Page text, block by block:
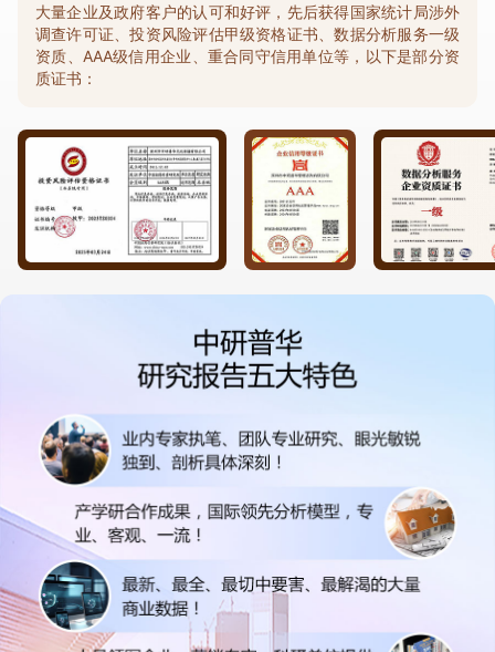
大量企业及政府客户的认可和好评，先后获得国家统计局涉外
调查许可证、投资风险评估甲级资格证书、数据分析服务一级
资质、AAA级信用企业、重合同守信用单位等，以下是部分资
质证书：